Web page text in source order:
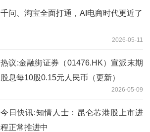
千问、淘宝全面打通，AI电商时代更近了
2026-05-11
热议:金融街证券（01476.HK）宣派末期
股息每10股0.15元人民币（更新）
2026-05-09
今日快讯:知情人士：昆仑芯港股上市进
程正常推进中